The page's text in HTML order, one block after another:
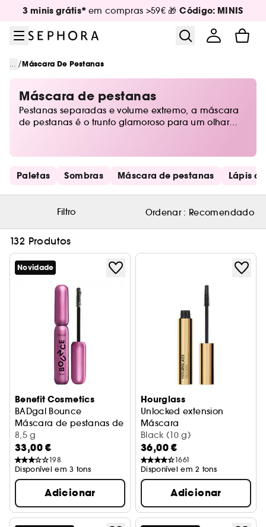
Ir para o menu
Ir para o conteúdo principal
Ir para o rodapé
3 minis grátis* em compras >59€ 🎁Código: MINIS
... /Máscara De Pestanas
Máscara de pestanas
Pestanas separadas e volume extremo, a máscara
de pestanas é o trunfo glamoroso para um olhar
da moda para um visual sofisticado. Efeito
dramático, alongado ou natural, a máscara de
pestanas oferece comprimento infinito às as tuas
pestanas. A Sephora revela todos os seus segredos
grandes, bonitas e curvadas!
Saltar os links rápidos
Paletas Sombras Máscara de pestanas Lápis
Filtro Ordenar : Recomendado
132 Produtos
Novidade
Benefit Cosmetics
BADgal Bounce
Máscara de pestanas de volume com escova de dupla
8,5 g
33,00 €
198
Disponível em 3 tons
Adicionar
Hourglass
Unlocked extension
Máscara
Black (10 g)
36,00 €
1661
Disponível em 2 tons
Adicionar